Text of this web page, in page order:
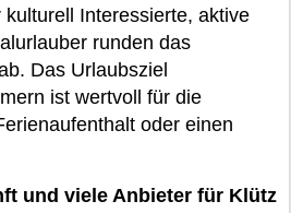
Interessierte, aktive
runden das
Das Urlaubsziel
ist wertvoll für die
oder einen
und viele Anbieter für Klütz